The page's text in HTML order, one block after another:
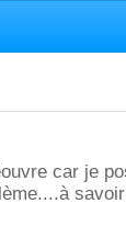
car je